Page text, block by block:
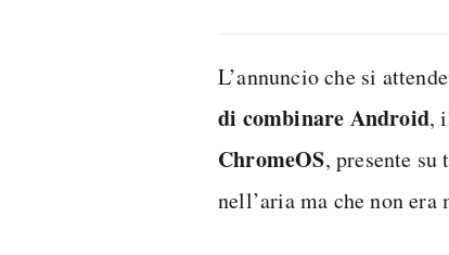
L’annuncio che si
di combinare Android,
ChromeOS, presente
nell’aria ma che non era